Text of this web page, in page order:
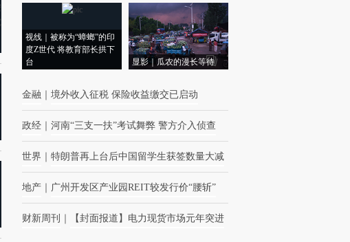
视线｜被称为“蟑螂”的印
度Z世代 将教育部长拱下
台
显影｜瓜农的漫长等待
金融 境外收入征税 保险收益缴交已启动
政经 河南“三支一扶”考试舞弊 警方介入侦查
世界 特朗普再上台后中国留学生获签数量大减
地产 广州开发区产业园REIT较发行价“腰斩”
财新周刊 【封面报道】电力现货市场元年突进